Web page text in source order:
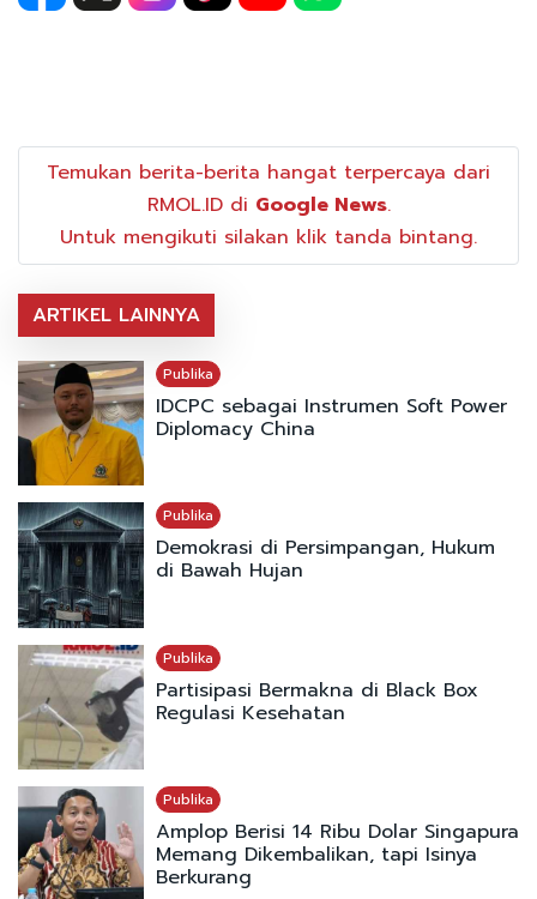
Temukan berita-berita hangat terpercaya dari
RMOL.ID di Google News.
Untuk mengikuti silakan klik tanda bintang.
ARTIKEL LAINNYA
Publika
IDCPC sebagai Instrumen Soft Power
Diplomacy China
Publika
Demokrasi di Persimpangan, Hukum
di Bawah Hujan
Publika
Partisipasi Bermakna di Black Box
Regulasi Kesehatan
Publika
Amplop Berisi 14 Ribu Dolar Singapura
Memang Dikembalikan, tapi Isinya
Berkurang